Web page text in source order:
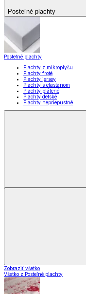
Posteľné plachty
Posteľné plachty
Plachty z mikroplyšu
Plachty froté
Plachty jersey
Plachty s elastanom
Plachty plátené
Plachty detské
Plachty nepriepustné
Zobraziť všetko
Všetko z Posteľné plachty